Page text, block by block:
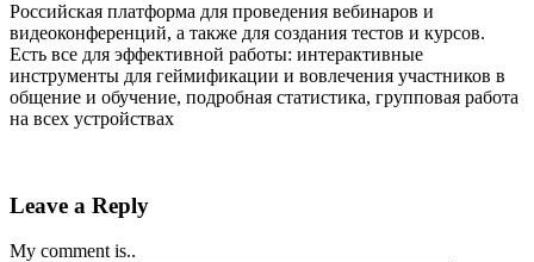
Российская платформа для проведения вебинаров и
видеоконференций, а также для создания тестов и курсов.
Есть все для эффективной работы: интерактивные
инструменты для геймификации и вовлечения участников в
общение и обучение, подробная статистика, групповая работа
на всех устройствах
Leave a Reply
My comment is..